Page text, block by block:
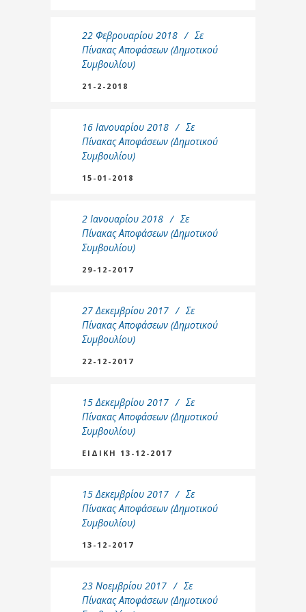
22 Φεβρουαρίου 2018
Σε
Πίνακας Αποφάσεων (Δημοτικού
Συμβουλίου)
21-2-2018
16 Ιανουαρίου 2018
Σε
Πίνακας Αποφάσεων (Δημοτικού
Συμβουλίου)
15-01-2018
2 Ιανουαρίου 2018
Σε
Πίνακας Αποφάσεων (Δημοτικού
Συμβουλίου)
29-12-2017
27 Δεκεμβρίου 2017
Σε
Πίνακας Αποφάσεων (Δημοτικού
Συμβουλίου)
22-12-2017
15 Δεκεμβρίου 2017
Σε
Πίνακας Αποφάσεων (Δημοτικού
Συμβουλίου)
ΕΙΔΙΚΗ 13-12-2017
15 Δεκεμβρίου 2017
Σε
Πίνακας Αποφάσεων (Δημοτικού
Συμβουλίου)
13-12-2017
23 Νοεμβρίου 2017
Σε
Πίνακας Αποφάσεων (Δημοτικού